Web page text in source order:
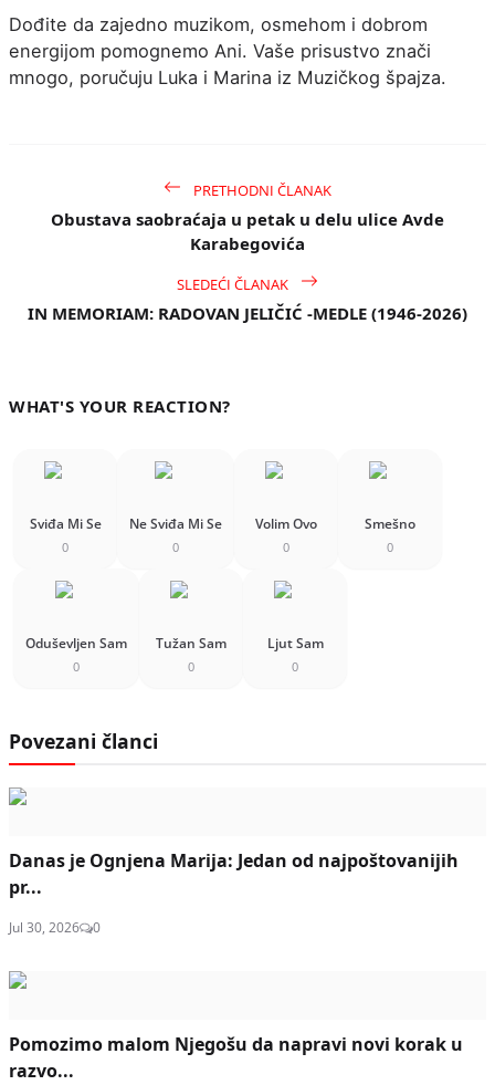
Dođite da zajedno muzikom, osmehom i dobrom
energijom pomognemo Ani. Vaše prisustvo znači
mnogo, poručuju Luka i Marina iz Muzičkog špajza.
PRETHODNI ČLANAK
Obustava saobraćaja u petak u delu ulice Avde
Karabegovića
SLEDEĆI ČLANAK
IN MEMORIAM: RADOVAN JELIČIĆ -MEDLE (1946-2026)
WHAT'S YOUR REACTION?
Sviđa Mi Se
0
Ne Sviđa Mi Se
0
Volim Ovo
0
Smešno
0
Oduševljen Sam
0
Tužan Sam
0
Ljut Sam
0
Povezani članci
Danas je Ognjena Marija: Jedan od najpoštovanijih
pr...
Jul 30, 2026 0
Pomozimo malom Njegošu da napravi novi korak u
razvo...